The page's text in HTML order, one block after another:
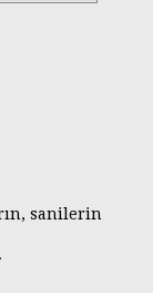
sanilerin